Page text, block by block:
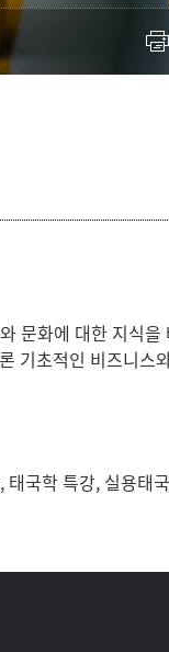
학생회
메
문화에 대한 지식
기초적인 비즈니스
국학 특강, 실용태